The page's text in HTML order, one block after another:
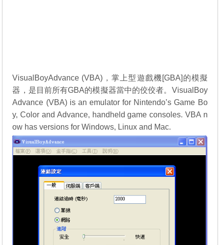
VisualBoyAdvance (VBA)，掌上型遊戲機[GBA]的模擬
器，是目前所有GBA的模擬器當中的佼佼者。VisualBoy
Advance (VBA) is an emulator for Nintendo’s Game Bo
y, Color and Advance, handheld game consoles. VBA n
ow has versions for Windows, Linux and Mac.